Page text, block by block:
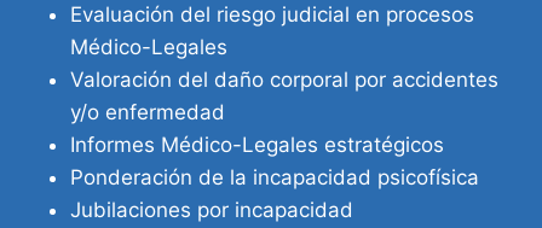
Evaluación del riesgo judicial en procesos
Médico-Legales
Valoración del daño corporal por accidentes
y/o enfermedad
Informes Médico-Legales estratégicos
Ponderación de la incapacidad psicofísica
Jubilaciones por incapacidad